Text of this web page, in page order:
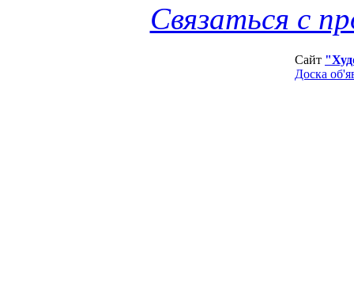
Связаться с
Сайт
Доска